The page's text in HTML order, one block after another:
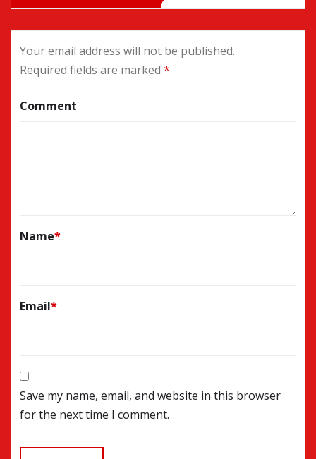
Your email address will not be published.
Required fields are marked *
Comment
Name*
Email*
Save my name, email, and website in this browser
for the next time I comment.